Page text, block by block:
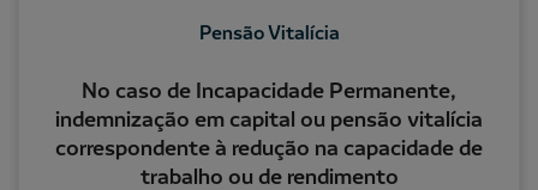
Pensão Vitalícia
No caso de Incapacidade Permanente,
indemnização em capital ou pensão vitalícia
correspondente à redução na capacidade de
trabalho ou de rendimento